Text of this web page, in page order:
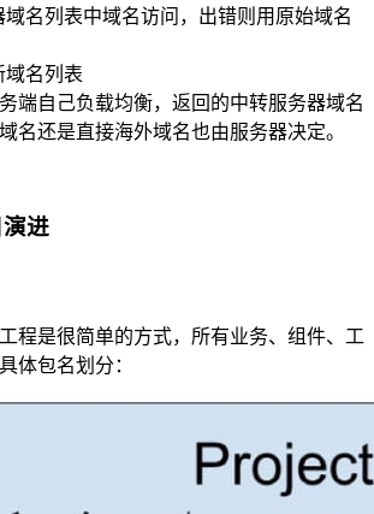
名列表中域名访问，出错则用原始域名
域名列表
端自己负载均衡，返回的中转服务器域名
名还是直接海外域名也由服务器决定。
进
程是很简单的方式，所有业务、组件、工
体包名划分：